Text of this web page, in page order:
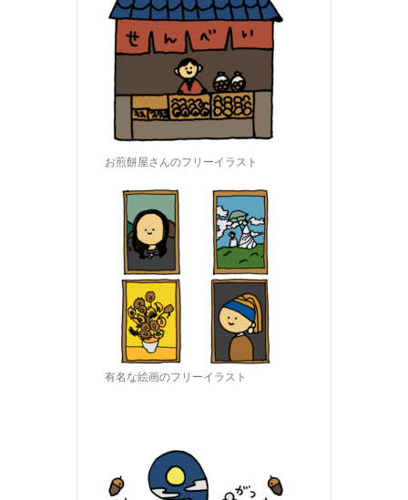
お煎餅屋さんのフリーイラスト
有名な絵画のフリーイラスト